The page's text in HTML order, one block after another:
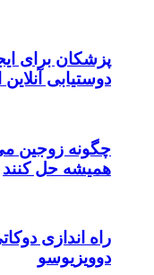
پزشکان برای
دوستیابی
چگونه زوجین می
همیشه حل کنند
راه اندازی
دوویزیوسو